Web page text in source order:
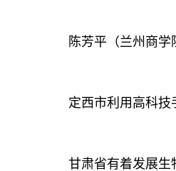
陈芳平（兰州商学
定西市利用高科技
甘肃省有着发展生